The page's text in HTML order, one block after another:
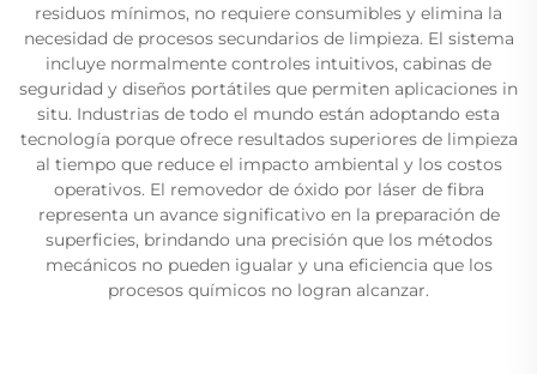
residuos mínimos, no requiere consumibles y elimina la
necesidad de procesos secundarios de limpieza. El sistema
incluye normalmente controles intuitivos, cabinas de
seguridad y diseños portátiles que permiten aplicaciones in
situ. Industrias de todo el mundo están adoptando esta
tecnología porque ofrece resultados superiores de limpieza
al tiempo que reduce el impacto ambiental y los costos
operativos. El removedor de óxido por láser de fibra
representa un avance significativo en la preparación de
superficies, brindando una precisión que los métodos
mecánicos no pueden igualar y una eficiencia que los
procesos químicos no logran alcanzar.